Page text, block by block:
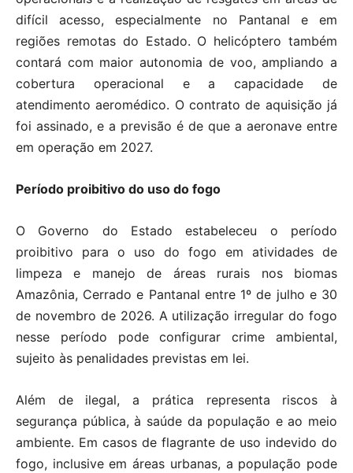
difícil acesso, especialmente no Pantanal e em
regiões remotas do Estado. O helicóptero também
contará com maior autonomia de voo, ampliando a
cobertura operacional e a capacidade de
atendimento aeromédico. O contrato de aquisição já
foi assinado, e a previsão é de que a aeronave entre
em operação em 2027.
Período proibitivo do uso do fogo
O Governo do Estado estabeleceu o período
proibitivo para o uso do fogo em atividades de
limpeza e manejo de áreas rurais nos biomas
Amazônia, Cerrado e Pantanal entre 1º de julho e 30
de novembro de 2026. A utilização irregular do fogo
nesse período pode configurar crime ambiental,
sujeito às penalidades previstas em lei.
Além de ilegal, a prática representa riscos à
segurança pública, à saúde da população e ao meio
ambiente. Em casos de flagrante de uso indevido do
fogo, inclusive em áreas urbanas, a população pode